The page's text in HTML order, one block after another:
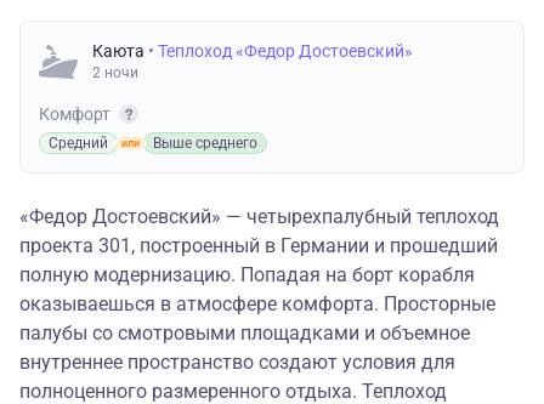
Каюта • Теплоход «Федор Достоевский»
2 ночи
Комфорт
Средний Выше среднего
«Федор Достоевский» — четырехпалубный теплоход
проекта 301, построенный в Германии и прошедший
полную модернизацию. Попадая на борт корабля
оказываешься в атмосфере комфорта. Просторные
палубы со смотровыми площадками и объемное
внутреннее пространство создают условия для
полноценного размеренного отдыха. Теплоход